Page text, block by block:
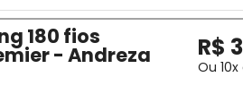
180 fios
- Andreza R$
Ou10